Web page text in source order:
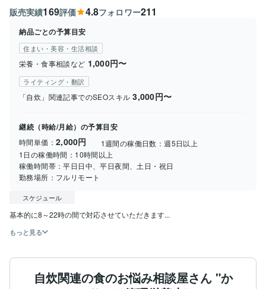
販売実績169評価 4.8フォロワー211
納品ごとの予算目安
住まい・美容・生活相談
栄養・食事相談など 1,000円〜
ライティング・翻訳
「自炊」関連記事でのSEOスキル 3,000円〜
継続（時給/月給）の予算目安
時間単価： 2,000円 1週間の稼働日数：週5日以上
1日の稼働時間： 10時間以上
稼働時間帯：平日日中、平日夜間、土日・祝日
勤務場所： フルリモート
スケジュール
基本的に8～22時の間で対応させていただきます...
もっと見る
自炊関連の食のお悩み相談屋さん "か